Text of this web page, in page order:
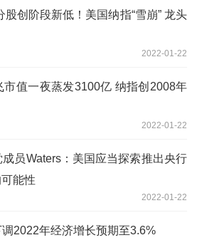
创阶段新低！美国纳指“雪崩” 龙头
2022-01-22
市值一夜蒸发3100亿 纳指创2008年
2022-01-22
员Waters：美国应当探索推出央行
能性
2022-01-22
2022年经济增长预期至3.6%